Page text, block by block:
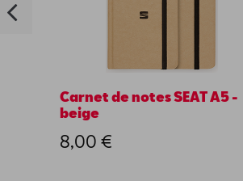
Carnet de notes SEAT A5 -
beige
8,00 €